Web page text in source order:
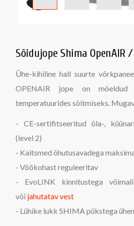
Sõidujope Shima OpenAIR
Ühe-kihiline hall suurte
OPENAIR jope on mõeldud
temperatuurides sõitmiseks.
- CE-sertifitseeritud õla-,
(level 2)
- Kaitsmed õhutusavadega
- Vöökohast reguleeritav
- EvoLINK kinnitustega
või jahutatav vest
- Lühike lukk SHIMA pükstega